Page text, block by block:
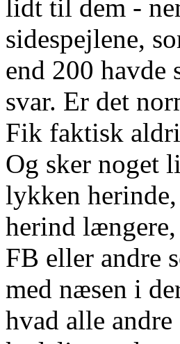
lidt til dem -
sidespejlene,
end 200 havde
svar. Er det
Fik faktisk
Og sker noget
lykken
herind
FB eller andre
med næsen i
hvad alle